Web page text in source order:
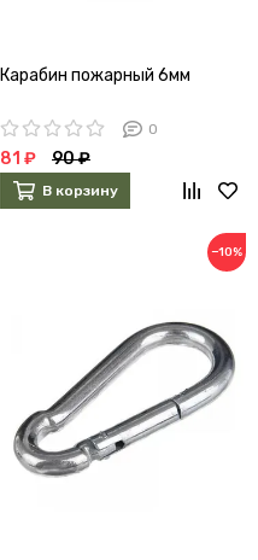
Карабин пожарный 6мм
0
81 ₽ 90 ₽
В корзину
−10%